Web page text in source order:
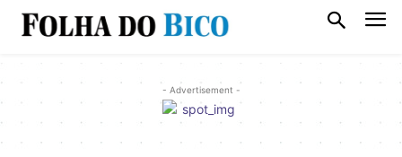
- Advertisement -